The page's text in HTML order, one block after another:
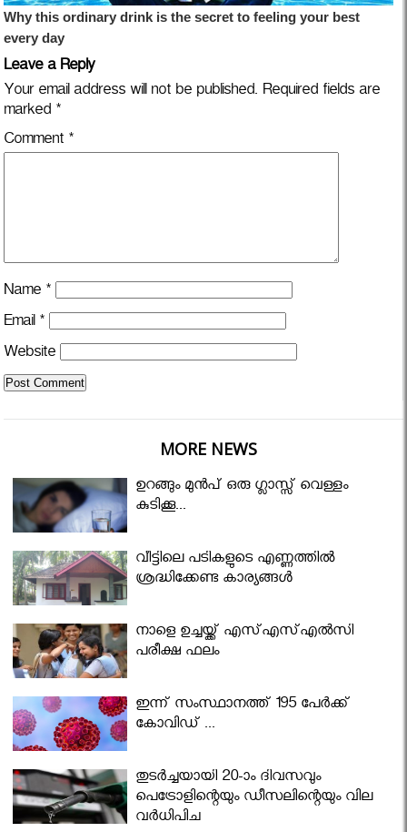
Leave a Reply
Your email address will not be published. Required fields are
marked *
Comment *
Name *
Email *
Website
MORE NEWS
ഉറങ്ങും മുന്‍പ് ഒരു ഗ്ലാസ്സ് വെള്ളം
കുടിക്കൂ...
വീട്ടിലെ പടികളുടെ എണ്ണത്തിൽ
ശ്രദ്ധിക്കേണ്ട കാര്യങ്ങൾ
നാളെ ഉച്ചയ്ക്ക് എസ്എസ്എല്‍സി
പരീക്ഷ ഫലം
ഇന്ന് സംസ്ഥാനത്ത് 195 പേര്‍ക്ക്
കോവിഡ് ...
തുടർച്ചയായി 20-ാം ദിവസവും
പെട്രോളിന്റെയും ഡീസലിന്റെയും വില
വര്‍ധിപ്പിച്ചു